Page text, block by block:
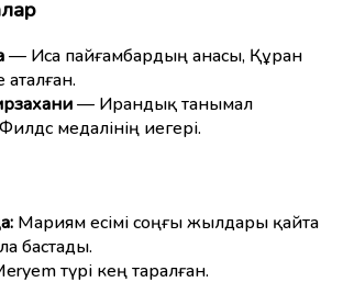
— Иса пайғамбардың анасы, Құран
аталған.
— Ирандық танымал
медалінің иегері.
Мариям есімі соңғы жылдары қайта
бастады.
түрі кең таралған.